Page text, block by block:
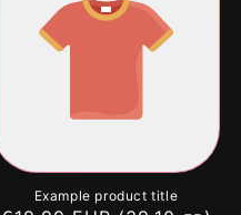
Example product title